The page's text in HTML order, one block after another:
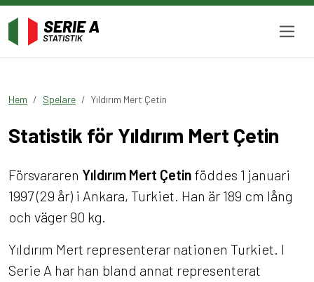
Hem Spelare Yıldırım Mert Çetin
Statistik för Yıldırım Mert Çetin
Försvararen Yıldırım Mert Çetin föddes 1 januari
1997 (29 år) i Ankara, Turkiet. Han är 189 cm lång
och väger 90 kg.
Yıldırım Mert representerar nationen Turkiet. I
Serie A har han bland annat representerat